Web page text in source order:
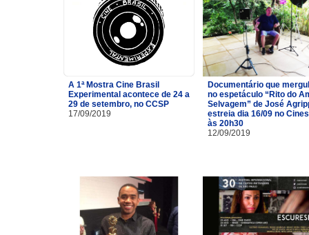
A 1ª Mostra Cine Brasil
Experimental acontece de 24 a
29 de setembro, no CCSP
17/09/2019
Documentário que
no espetáculo “Rito do
Selvagem” de José
estreia dia 16/09 no
às 20h30
12/09/2019